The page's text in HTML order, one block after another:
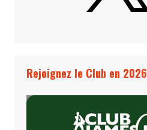
Rejoignez le Club en 2026